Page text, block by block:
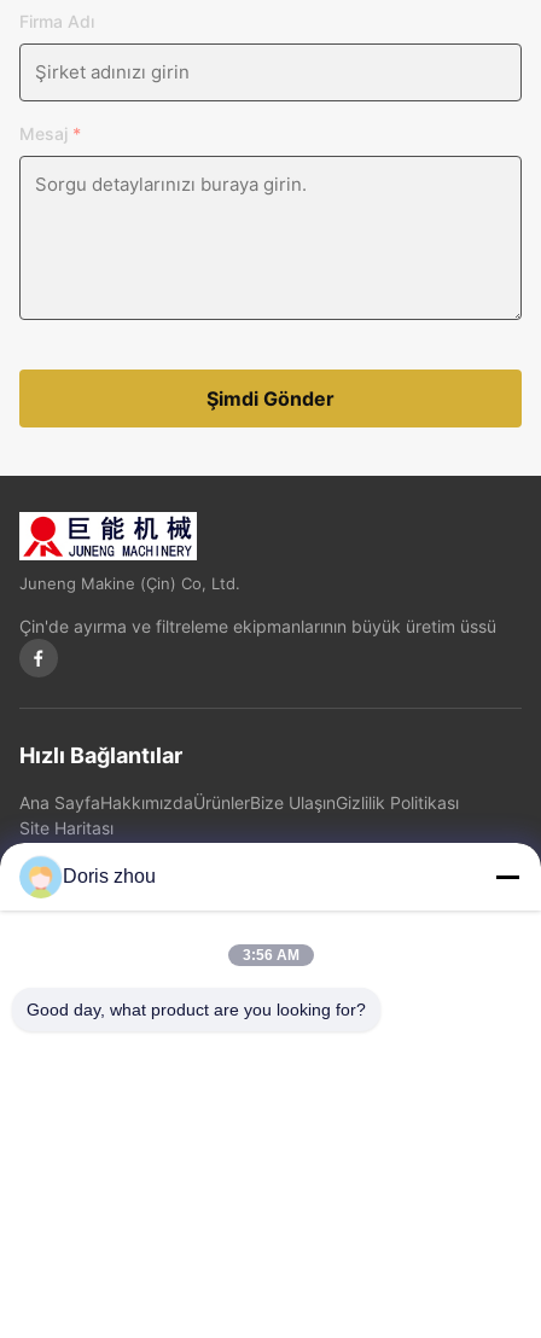
Firma Adı
Mesaj *
Şimdi Gönder
Juneng Makine (Çin) Co, Ltd.
Çin'de ayırma ve filtreleme ekipmanlarının büyük üretim üssü
Hızlı Bağlantılar
Ana SayfaHakkımızdaÜrünlerBize UlaşınGizlilik Politikası
Site Haritası
Bize Ulaşın
Adres: Chaoyang Road, Zhotie kasaba, şehir Yixing Jiangsu
Doris zhou
3:56 AM
Good day, what product are you looking for?